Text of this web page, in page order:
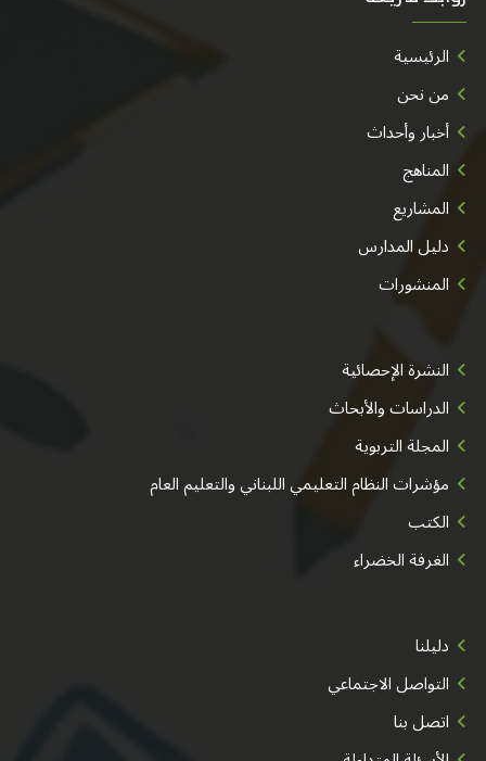
الرئيسية
من نحن
أخبار وأحداث
المناهج
المشاريع
دليل المدارس
المنشورات
النشرة الإحصائية
الدراسات والأبحاث
المجلة التربوية
مؤشرات النظام التعليمي اللبناني والتعليم العام
الكتب
الغرفة الخضراء
دليلنا
التواصل الاجتماعي
اتصل بنا